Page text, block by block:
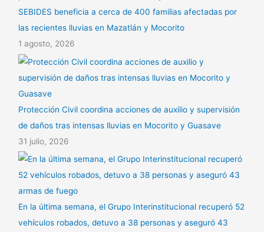
SEBIDES beneficia a cerca de 400 familias afectadas por
las recientes lluvias en Mazatlán y Mocorito
1 agosto, 2026
Protección Civil coordina acciones de auxilio y supervisión
de daños tras intensas lluvias en Mocorito y Guasave
31 julio, 2026
En la última semana, el Grupo Interinstitucional recuperó 52
vehículos robados, detuvo a 38 personas y aseguró 43